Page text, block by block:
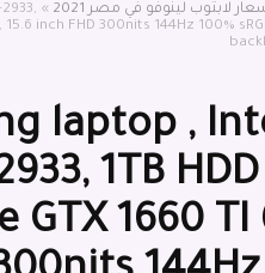
لابتوب لينوفو في مصر 2021 »
inch FHD 300nits 144Hz 100%
laptop ,
1TB
GTX 1660 TI